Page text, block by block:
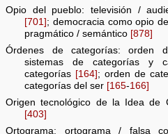
Opio del pueblo: televisión /
[701] ; democracia como opio
pragmático / semántico [878]
Órdenes de categorías: orden
sistemas de categorías y
categorías [164] ; orden de
categorías del ser [165-166]
Origen tecnológico de la Idea de
[403]
Ortograma: ortograma / falsa